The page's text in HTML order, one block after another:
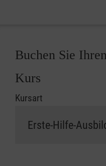
Buchen Sie
Kurs
Kursart